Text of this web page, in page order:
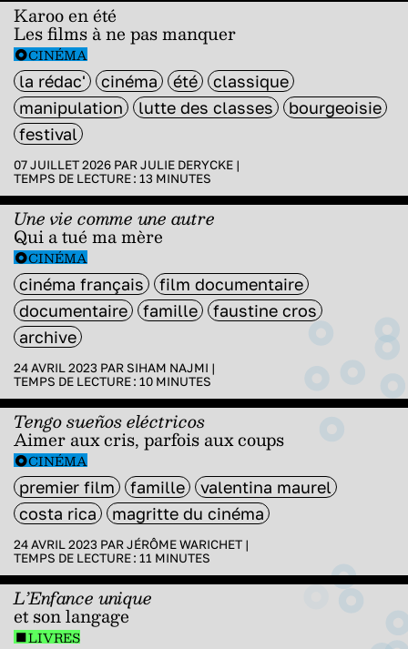
Karoo en été
Les films à ne pas manquer
CINÉMA
la rédac' cinéma été
classique
manipulation
lutte des classes
bourgeoisie
festival
07 JUILLET 2026 PARJULIE DERYCKE |
TEMPS DE LECTURE : 13 MINUTES
Une vie comme une autre
Qui a tué ma mère
CINÉMA
cinéma français
film documentaire
documentaire
famille
faustine cros
archive
24 AVRIL 2023 PAR SIHAM NAJMI |
TEMPS DE LECTURE : 10 MINUTES
Tengo sueños eléctricos
Aimer aux cris, parfois aux coups
CINÉMA
premier film famille
valentina maurel
costa rica
magritte du cinéma
24 AVRIL 2023 PARJÉRÔME WARICHET |
TEMPS DE LECTURE : 11 MINUTES
L’Enfance unique
et son langage
LIVRES